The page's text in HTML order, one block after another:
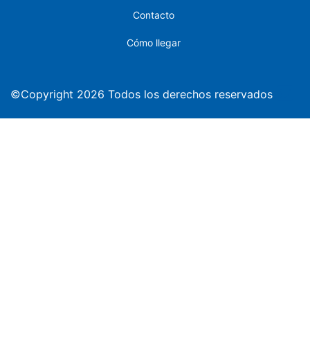
Contacto
Cómo llegar
©Copyright 2026 Todos los derechos reservados